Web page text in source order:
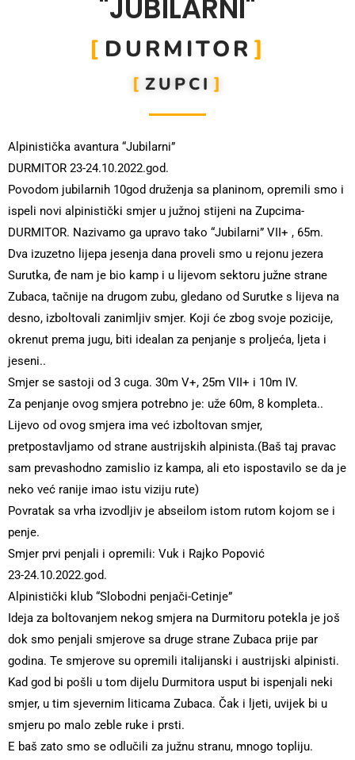
"JUBILARNI"
DURMITOR
ZUPCI
Alpinistička avantura “Jubilarni”
DURMITOR 23-24.10.2022.god.
Povodom jubilarnih 10god druženja sa planinom, opremili smo i
ispeli novi alpinistički smjer u južnoj stijeni na Zupcima-
DURMITOR. Nazivamo ga upravo tako “Jubilarni” VII+ , 65m.
Dva izuzetno lijepa jesenja dana proveli smo u rejonu jezera
Surutka, đe nam je bio kamp i u lijevom sektoru južne strane
Zubaca, tačnije na drugom zubu, gledano od Surutke s lijeva na
desno, izboltovali zanimljiv smjer. Koji će zbog svoje pozicije,
okrenut prema jugu, biti idealan za penjanje s proljeća, ljeta i
jeseni..
Smjer se sastoji od 3 cuga. 30m V+, 25m VII+ i 10m IV.
Za penjanje ovog smjera potrebno je: uže 60m, 8 kompleta..
Lijevo od ovog smjera ima već izboltovan smjer,
pretpostavljamo od strane austrijskih alpinista.(Baš taj pravac
sam prevashodno zamislio iz kampa, ali eto ispostavilo se da je
neko već ranije imao istu viziju rute)
Povratak sa vrha izvodljiv je abseilom istom rutom kojom se i
penje.
Smjer prvi penjali i opremili: Vuk i Rajko Popović
23-24.10.2022.god.
Alpinistički klub “Slobodni penjači-Cetinje”
Ideja za boltovanjem nekog smjera na Durmitoru potekla je još
dok smo penjali smjerove sa druge strane Zubaca prije par
godina. Te smjerove su opremili italijanski i austrijski alpinisti.
Kad god bi pošli u tom dijelu Durmitora usput bi ispenjali neki
smjer, u tim sjevernim liticama Zubaca. Čak i ljeti, uvijek bi u
smjeru po malo zeble ruke i prsti.
E baš zato smo se odlučili za južnu stranu, mnogo topliju.